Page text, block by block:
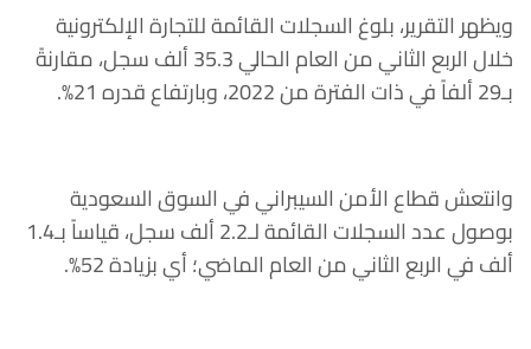
ويظهر التقرير، بلوغ السجلات القائمة للتجارة الإلكترونية
خلال الربع الثاني من العام الحالي 35.3 ألف سجل، مقارنةً
بـ29 ألفاً في ذات الفترة من 2022، وبارتفاع قدره 21%.
وانتعش قطاع الأمن السيبراني في السوق السعودية
بوصول عدد السجلات القائمة لـ2.2 ألف سجل، قياساً بـ1.4
ألف في الربع الثاني من العام الماضي؛ أي بزيادة 52%.